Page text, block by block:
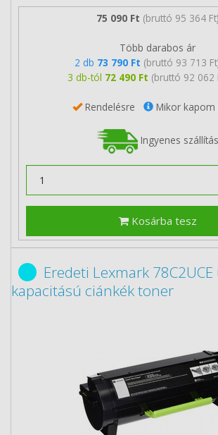
75 090 Ft (bruttó 95 364 Ft)
Több darabos ár
2 db 73 790 Ft (bruttó 93 713
3 db-tól 72 490 Ft (bruttó 92 062
Rendelésre Mikor kapom
Ingyenes szállítás
Kosárba tesz
Eredeti Lexmark
kapacitású ciánkék toner